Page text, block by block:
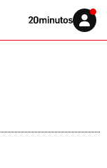
Volver
Iniciar
sesión